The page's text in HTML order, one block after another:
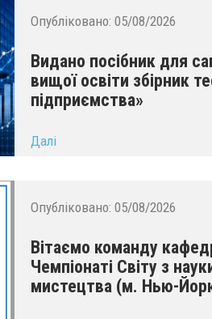
Опубліковано: 05/08/2026
Видано посібник для
вищої освіти збірник
підприємства»
Далі
Опубліковано: 05/08/2026
Вітаємо команду
Чемпіонаті Світу з
мистецтва (м. Нью-